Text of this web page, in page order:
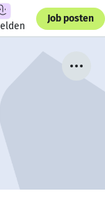
Job posten